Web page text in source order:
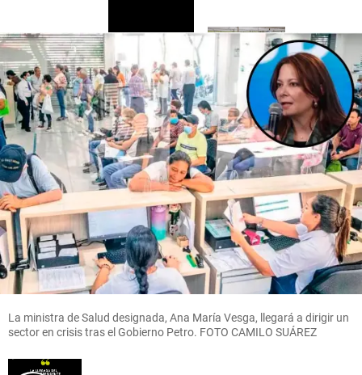
Críticos
Crónicas
de un Fan
Fatal:
Estados
Alterados
decide
volver a
escucharse
share
Videos
Posesión
presidencial
de Abelardo
de la
Espriella
desde Cali
share
Oriente
Antioqueño
Flores que
cruzan el
cielo: así
es el
negocio
que mueve
US$ 380
millones
en el
Oriente
antioqueño
share
La ministra de Salud designada, Ana María Vesga, llegará a dirigir un
sector en crisis tras el Gobierno Petro. FOTO CAMILO SUÁREZ